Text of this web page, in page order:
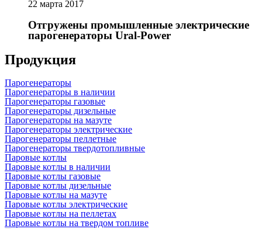
22 марта 2017
Отгружены промышленные электрические
парогенераторы Ural-Power
Продукция
Парогенераторы
Парогенераторы в наличии
Парогенераторы газовые
Парогенераторы дизельные
Парогенераторы на мазуте
Парогенераторы электрические
Парогенераторы пеллетные
Парогенераторы твердотопливные
Паровые котлы
Паровые котлы в наличии
Паровые котлы газовые
Паровые котлы дизельные
Паровые котлы на мазуте
Паровые котлы электрические
Паровые котлы на пеллетах
Паровые котлы на твердом топливе